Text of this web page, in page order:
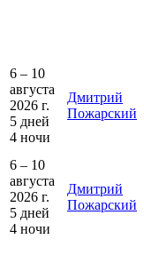
6 – 10
августа
2026 г.
5 дней
4 ночи
Дмитрий
Пожарский
6 – 10
августа
2026 г.
5 дней
4 ночи
Дмитрий
Пожарский